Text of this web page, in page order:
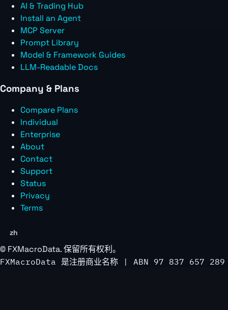
AI & Trading Hub
Install an Agent
MCP Server
Prompt Library
Model & Framework Guides
LLM-Readable Docs
Company & Plans
Compare Plans
Individual
Enterprise
About
Contact
Support
Status
Privacy
Terms
zh
© FXMacroData. 保留所有权利。
FXMacroData 是注册商业名称 | ABN 97 837 657 289